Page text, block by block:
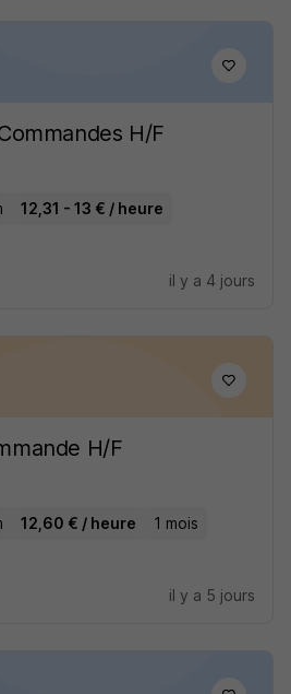
H/F
12,31 - 13 € / heure
il y a 4 jours
H/F
12,60 € / heure 1 mois
il y a 5 jours